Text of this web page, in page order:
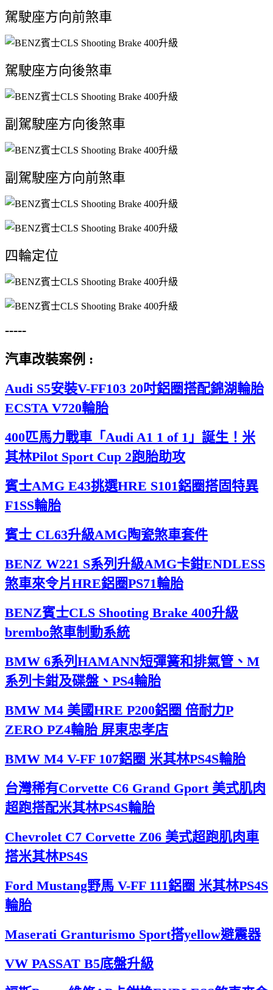
駕駛座方向前煞車
駕駛座方向後煞車
副駕駛座方向後煞車
副駕駛座方向前煞車
四輪定位
-----
汽車改裝案例 :
Audi S5安裝V-FF103 20吋鋁圈搭配錦湖輪胎
ECSTA V720輪胎
400匹馬力戰車「Audi A1 1 of 1」誕生！米
其林Pilot Sport Cup 2跑胎助攻
賓士AMG E43挑選HRE S101鋁圈搭固特異
F1SS輪胎
賓士 CL63升級AMG陶瓷煞車套件
BENZ W221 S系列升級AMG卡鉗ENDLESS
煞車來令片HRE鋁圈PS71輪胎
BENZ賓士CLS Shooting Brake 400升級
brembo煞車制動系統
BMW 6系列HAMANN短彈簧和排氣管、M
系列卡鉗及碟盤、PS4輪胎
BMW M4 美國HRE P200鋁圈 倍耐力P
ZERO PZ4輪胎 屏東忠孝店
BMW M4 V-FF 107鋁圈 米其林PS4S輪胎
台灣稀有Corvette C6 Grand Gport 美式肌肉
超跑搭配米其林PS4S輪胎
Chevrolet C7 Corvette Z06 美式超跑肌肉車
搭米其林PS4S
Ford Mustang野馬 V-FF 111鋁圈 米其林PS4S
輪胎
Maserati Granturismo Sport搭yellow避震器
VW PASSAT B5底盤升級